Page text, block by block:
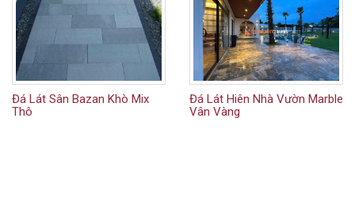
Đá Lát Sân Bazan Khò Mix
Thô
Đá Lát Hiên Nhà Vườn Marble
Vân Vàng